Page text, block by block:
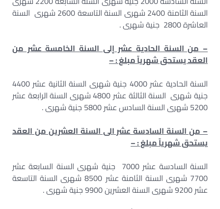
السنة الثامنة 2400 شهرى السنة التاسعة 2600 شهرى السنة
العاشرة 2800 جنية شهرى .
– من السنة الحادية عشر إلى السنة الخامسة عشر من
العقد يستحق شهريآ مبلغ : –
السنة الحادية عشر 4000 جنية شهرى السنة الثانية عشر 4400
جنية شهرى السنة الثالثة عشر 4800 شهرى السنة الرابعة عشر
5200 شهرى السنة السادس عشر 5800 جنية شهرى .
– من السنة السادسة عشر الى السنة العشرين من العقد
يستحق شهريآ مبلغ : –
السنة السادسة عشر 7000 جنية شهرى السنة السابعة عشر
7700 شهرى السنة الثامنة عشر 8500 شهرى السنة التاسعة
عشر 9200 شهرى السنة العشرين 9900 جنية شهرى .